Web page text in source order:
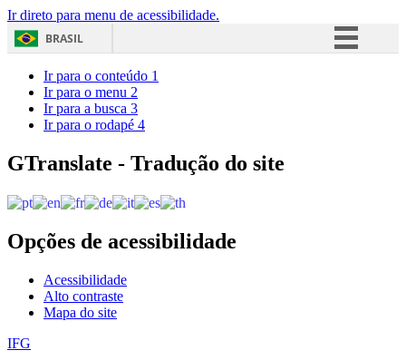
Ir direto para menu de acessibilidade.
BRASIL
Acesso à informação
Ir para o conteúdo 1
Ir para o menu 2
Ir para a busca 3
Ir para o rodapé 4
GTranslate - Tradução do site
Opções de acessibilidade
Acessibilidade
Alto contraste
Mapa do site
IFG